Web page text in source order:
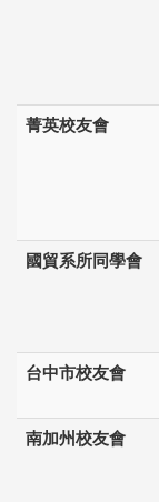
菁英校友會
國貿系所同學會
台中市校友會
南加州校友會